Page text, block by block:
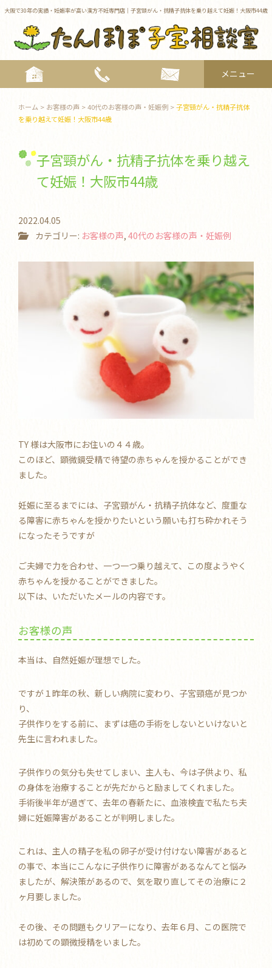
大阪で30年の実績・妊娠率が高い漢方不妊専門店｜子宮頸がん・抗精子抗体を乗り越えて妊娠！大阪市44歳
メニュー
ホーム > お客様の声 >40代のお客様の声・妊娠例 >子宮頸がん・抗精子抗体
を乗り越えて妊娠！大阪市44歳
子宮頸がん・抗精子抗体を乗り越え
て妊娠！大阪市44歳
2022.04.05
カテゴリー: お客様の声, 40代のお客様の声・妊娠例
TY 様は大阪市にお住いの４４歳。
このほど、顕微鏡受精で待望の赤ちゃんを授かることができ
ました。
妊娠に至るまでには、子宮頸がん・抗精子抗体など、度重な
る障害に赤ちゃんを授かりたいという願いも打ち砕かれそう
になったそうですが
ご夫婦で力を合わせ、一つ一つ乗り越えて、この度ようやく
赤ちゃんを授かることができました。
以下は、いただいたメールの内容です。
お客様の声
本当は、自然妊娠が理想でした。
ですが１昨年の秋、新しい病院に変わり、子宮頸癌が見つか
り、
子供作りをする前に、まずは癌の手術をしないといけないと
先生に言われました。
子供作りの気分も失せてしまい、主人も、今は子供より、私
の身体を治療することが先だからと励ましてくれました。
手術後半年が過ぎて、去年の春新たに、血液検査で私たち夫
婦に妊娠障害があることが判明しました。
これは、主人の精子を私の卵子が受け付けない障害があると
の事で、本当にこんなに子供作りに障害があるなんてと悩み
ましたが、解決策があるので、気を取り直してその治療に２
ヶ月要しました。
その後、その問題もクリアーになり、去年６月、この医院で
は初めての顕微授精をいました。